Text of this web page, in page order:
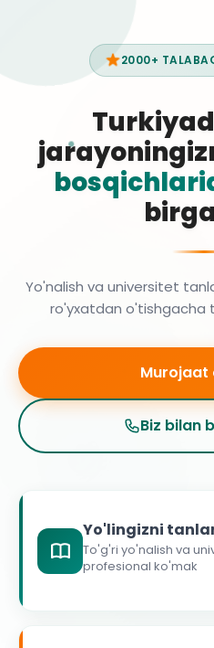
2000+
Yo'nalish va universitet
ro'yxatdan o'tishgacha
Murojaat
Biz bilan
Yo'lingizni
To'g'ri yo'nalish va
profesional ko'mak